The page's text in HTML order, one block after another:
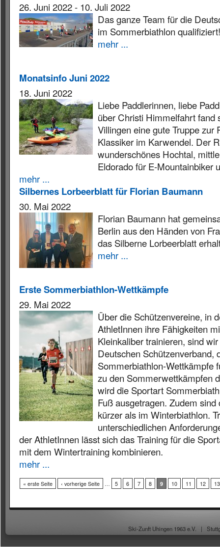
26. Juni 2022- 10. Juli 2022
Das ganze Team für die
im Sommerbiathlon qualifiziert!
mehr ...
Monatsinfo Juni 2022
18. Juni 2022
Liebe Paddlerinnen, liebe
über Christi Himmelfahrt fand
Villingen eine gute Truppe zur
Klassiker im Karwendel. Der
wunderschönes Hochtal,
Eldorado für E-Mountainbiker
mehr ...
Silbernes Lorbeerblatt für Florian Baumann
30. Mai 2022
Florian Baumann hat
Berlin aus den Händen von
das Silberne Lorbeerblatt
mehr ...
Erste Sommerbiathlon-Wettkämpfe
29. Mai 2022
Über die Schützenvereine, in
AthletInnen ihre Fähigkeiten
Kleinkaliber trainieren, sind
Deutschen Schützenverband,
Sommerbiathlon-Wettkämpfe
zu den Sommerwettkämpfen
wird die Sportart
Fuß ausgetragen. Zudem
kürzer als im Winterbiathlon.
unterschiedlichen
der AthletInnen lässt sich das Training für die
mit dem Wintertraining kombinieren.
mehr ...
« erste Seite ‹ vorherige Seite … 5 6 7 8 9 10 11 12 13
Ski-Zunft Uhingen 1963 e.V. |